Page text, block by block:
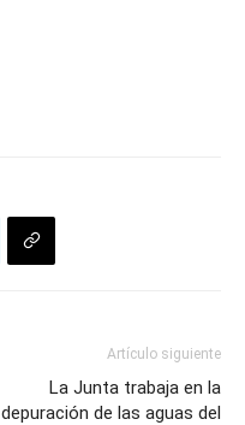
Artículo siguiente
La Junta trabaja en la
depuración de las aguas del